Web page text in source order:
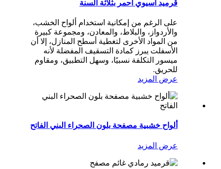
قرميد آسيوي أحمر بثلاثة ألسنة
على الرغم من إمكانية استخدام ألواح الخشب،
والأردواز، والبلاط، والمعادن، ومجموعة كبيرة
من المواد الأخرى لتغطية أسطح المنازل، إلا أن
الأسفلت يبرز كمادة التسقيف المفضلة لأنه
ميسور التكلفة نسبيًا، وسهل التطبيق، ومقاوم
للحريق.
عرض المزيد
ألواح خشبية مصفحة بلون الصحراء البني الفاتح
عرض المزيد